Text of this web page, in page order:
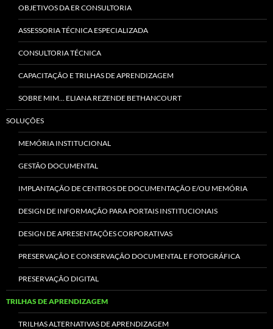
OBJETIVOS DA ER CONSULTORIA
ASSESSORIA TÉCNICA ESPECIALIZADA
CONSULTORIA TÉCNICA
CAPACITAÇÃO E TRILHAS DE APRENDIZAGEM
SOBRE MIM… ELIANA REZENDE BETHANCOURT
SOLUÇÕES
MEMÓRIA INSTITUCIONAL
GESTÃO DOCUMENTAL
IMPLANTAÇÃO DE CENTROS DE DOCUMENTAÇÃO E/OU MEMÓRIA
DESIGN DE INFORMAÇÃO PARA PORTAIS INSTITUCIONAIS
DESIGN DE APRESENTAÇÕES CORPORATIVAS
PRESERVAÇÃO E CONSERVAÇÃO DOCUMENTAL E FOTOGRÁFICA
PRESERVAÇÃO DIGITAL
TRILHAS DE APRENDIZAGEM
TRILHAS ALTERNATIVAS DE APRENDIZAGEM